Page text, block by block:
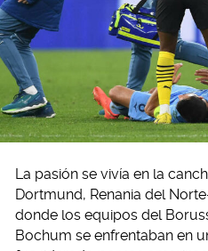
La pasión se vivía en la
Dortmund, Renania del
donde los equipos del
Bochum se enfrentaban en